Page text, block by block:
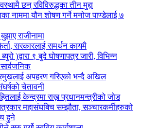
छन् रविविरुद्धका तीन मुद्दा
नाममा यौन शोषण गर्ने मनोज पाण्डेलाई ७
राजीनामा
सरकारलाई समर्थन कायमै
)द्वारा ९ बुदे घोषणापत्र जारी, विभिन्न
अपहरण गरिएको भन्दै अखिल
चेतावनी
केन्द्रमा राख्न प्रधानमन्त्रीको जोड
महासंघबिच सम्झौता, सञ्चारकर्मीहरुको
हुने